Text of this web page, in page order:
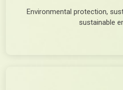
Environmental protection,
sustainable